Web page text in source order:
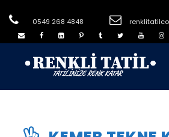
0549 268 4848